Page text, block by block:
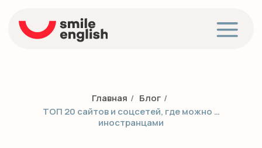
Главная / Блог /
ТОП 20 сайтов и соцсетей, где можно …
иностранцами